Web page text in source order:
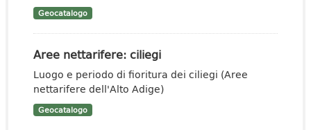
Geocatalogo
Aree nettarifere: ciliegi
Luogo e periodo di fioritura dei ciliegi (Aree
nettarifere dell'Alto Adige)
Geocatalogo